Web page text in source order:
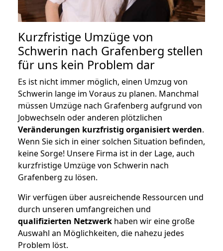
Kurzfristige Umzüge von
Schwerin nach Grafenberg stellen
für uns kein Problem dar
Es ist nicht immer möglich, einen Umzug von
Schwerin lange im Voraus zu planen. Manchmal
müssen Umzüge nach Grafenberg aufgrund von
Jobwechseln oder anderen plötzlichen
Veränderungen kurzfristig organisiert werden.
Wenn Sie sich in einer solchen Situation befinden,
keine Sorge! Unsere Firma ist in der Lage, auch
kurzfristige Umzüge von Schwerin nach
Grafenberg zu lösen.
Wir verfügen über ausreichende Ressourcen und
durch unseren umfangreichen und
qualifizierten Netzwerk haben wir eine große
Auswahl an Möglichkeiten, die nahezu jedes
Problem löst.